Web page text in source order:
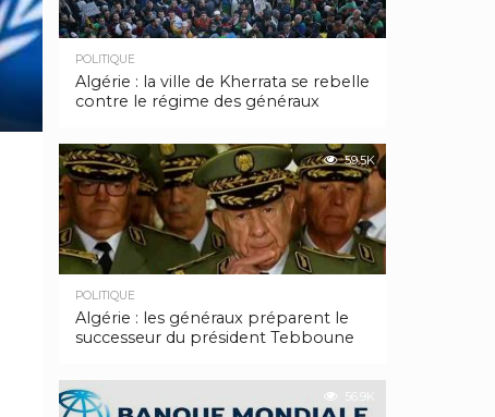
POLITIQUE
Algérie : la ville de Kherrata se rebelle
contre le régime des généraux
59.5K
POLITIQUE
Algérie : les généraux préparent le
successeur du président Tebboune
56.9K